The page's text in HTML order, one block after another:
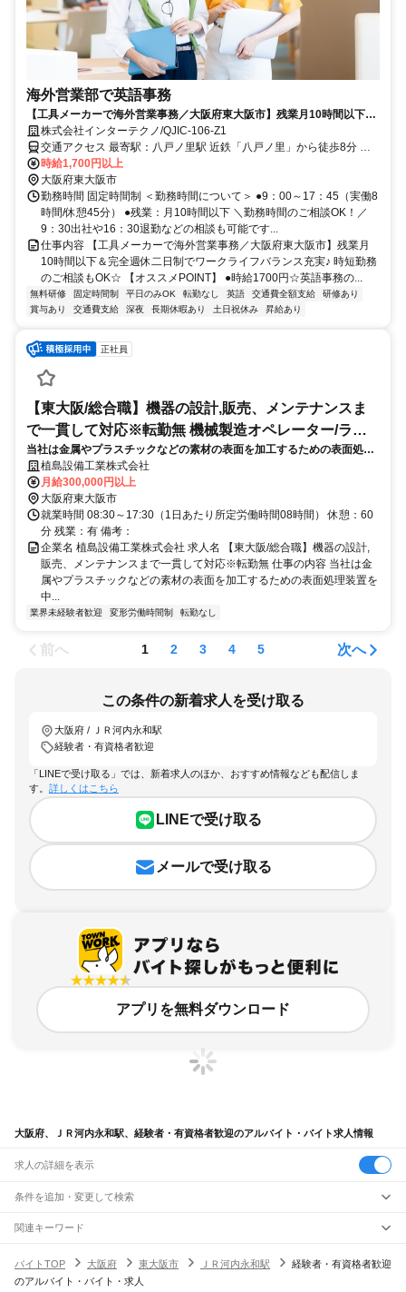
海外営業部で英語事務
【工具メーカーで海外営業事務／大阪府東大阪市】残業月10時間以下＆
完全週休二日制でワークライフバランス充実♪ 時短勤務のご相談もOK☆
株式会社インターテクノ/QJIC-106-Z1
交通アクセス 最寄駅：八戸ノ里駅 近鉄「八戸ノ里」から徒歩8分 大
阪メトロ中央線 「長田駅」より自転車8分 バイク・自転車通勤OKで
す！（無料駐車場有り）
時給1,700円以上
大阪府東大阪市
勤務時間 固定時間制 ＜勤務時間について＞ ●9：00～17：45（実働8
時間/休憩45分） ●残業：月10時間以下 ＼勤務時間のご相談OK！／
9：30出社や16：30退勤などの相談も可能です...
仕事内容 【工具メーカーで海外営業事務／大阪府東大阪市】残業月
10時間以下＆完全週休二日制でワークライフバランス充実♪ 時短勤務
のご相談もOK☆ 【オススメPOINT】 ●時給1700円☆英語事務の...
無料研修 固定時間制 平日のみOK 転勤なし 英語 交通費全額支給
研修あり
賞与あり
交通費支給 深夜 長期休暇あり 土日祝休み 昇給あり
正社員
【東大阪/総合職】機器の設計,販売、メンテナンスま
で一貫して対応※転勤無 機械製造オペレーター/ライ
ンマネージャー
当社は金属やプラスチックなどの素材の表面を加工するための表面処理
装置を中心にあらゆる省電力機器等に部品１つから全自動装置までをト
ータルで設計・製造からメンテナンスまでを行っております。経験や適
性に
植島設備工業株式会社
月給300,000円以上
大阪府東大阪市
就業時間 08:30～17:30（1日あたり所定労働時間08時間） 休憩：60
分 残業：有 備考：
企業名 植島設備工業株式会社 求人名 【東大阪/総合職】機器の設計,
販売、メンテナンスまで一貫して対応※転勤無 仕事の内容 当社は金
属やプラスチックなどの素材の表面を加工するための表面処理装置を
中...
業界未経験者歓迎 変形労働時間制 転勤なし
前へ 1 2 3 4 5 次へ
この条件の新着求人を受け取る
大阪府 / ＪＲ河内永和駅
経験者・有資格者歓迎
「LINEで受け取る」では、新着求人のほか、おすすめ情報なども配信しま
す。 詳しくはこちら
LINEで受け取る
メールで受け取る
アプリを無料ダウンロード
大阪府、ＪＲ河内永和駅、経験者・有資格者歓迎のアルバイト・バイト求人情報
求人の詳細を表示
条件を追加・変更して検索
市区町村を追加・変更
大阪府すべて
大阪市 すべて
駅を追加・変更
職種を追加・変更
関連キーワード
バイトTOP
大阪府 東大阪市 ＪＲ河内永和駅
経験者・有資格者歓迎
のアルバイト・バイト・求人